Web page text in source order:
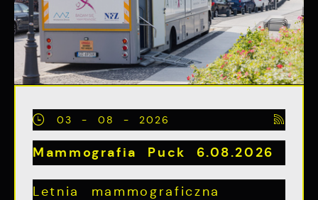
03 - 08 - 2026
Mammografia Puck 6.08.2026
Letnia mammograficzna